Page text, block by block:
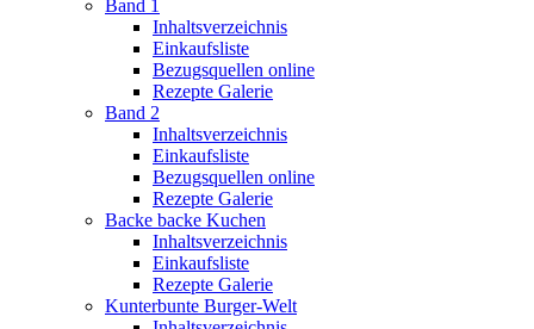
Band 1
Inhaltsverzeichnis
Einkaufsliste
Bezugsquellen online
Rezepte Galerie
Band 2
Inhaltsverzeichnis
Einkaufsliste
Bezugsquellen online
Rezepte Galerie
Backe backe Kuchen
Inhaltsverzeichnis
Einkaufsliste
Rezepte Galerie
Kunterbunte Burger-Welt